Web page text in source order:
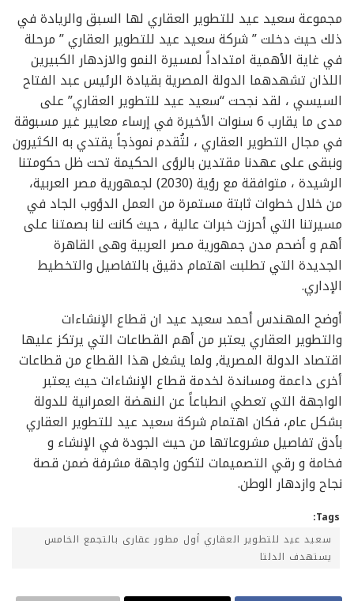
مجموعة سعيد عيد للتطوير العقاري لها السبق والريادة في
ذلك حيث دخلت ” شركة سعيد عيد للتطوير العقاري ” مرحلة
في غاية الأهمية امتداداً لمسيرة النمو والازدهار الكبيرين
اللذان تشهدهما الدولة المصرية بقيادة الرئيس عبد الفتاح
السيسي ، لقد نجحت “سعيد عيد للتطوير العقاري” على
مدى ما يقارب 6 سنوات الأخيرة في إرساء معايير غير مسبوقة
في مجال التطوير العقاري ، لتُقدم نموذجاً يقتدي به الكثيرون
ونبقى على عهدنا مقتدين بالرؤى الحكيمة تحت ظل حكومتنا
الرشيدة ، متوافقة مع رؤية (2030) لجمهورية مصر العربية،
من خلال خطوات ثابتة مستمرة من العمل الدؤوب الجاد في
مسيرتنا التي أحرزت خبرات عالية ، حيث كانت لنا بصمتنا على
أهم و أضحم مدن جمهورية مصر العربية وهى القاهرة
الجديدة التي تطلبت اهتمام دقيق بالتفاصيل والتخطيط
الإداري.
أوضح المهندس أحمد سعيد عيد ان قطاع الإنشاءات
والتطوير العقاري يعتبر من أهم القطاعات التي يرتكز عليها
اقتصاد الدولة المصرية, ولما يشغل هذا القطاع من قطاعات
أخرى داعمة ومساندة لخدمة قطاع الإنشاءات حيث يعتبر
الواجهة التي تعطي انطباعاً عن النهضة العمرانية للدولة
بشكل عام، فكان اهتمام شركة سعيد عيد للتطوير العقاري
بأدق تفاصيل مشروعاتها من حيث الجودة في الإنشاء و
فخامة و رقي التصميمات لتكون واجهة مشرفة ضمن قصة
نجاح وازدهار الوطن.
Tags:
سعيد عيد للتطوير العقاري أول مطور عقارى بالتجمع الخامس
يستهدف الدلتا